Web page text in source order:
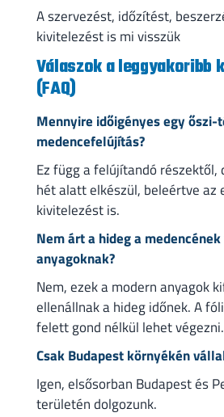
A szervezést, időzítést,
kivitelezést is mi visszük
Válaszok a leggyakoribb
(FAQ)
Mennyire időigényes egy őszi-
medencefelújítás?
Ez függ a felújítandó
hét alatt elkészül, beleértve az
kivitelezést is.
Nem árt a hideg a
anyagoknak?
Nem, ezek a modern anyagok
ellenállnak a hideg időnek. A
felett gond nélkül lehet végezni.
Csak Budapest környékén
Igen, elsősorban Budapest és
területén dolgozunk.